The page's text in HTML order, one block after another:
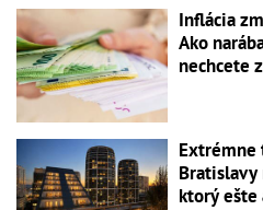
Inflácia
Ako
nechcete
Extrémne
Bratislavy
ktorý ešte